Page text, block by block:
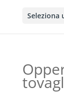
Seleziona